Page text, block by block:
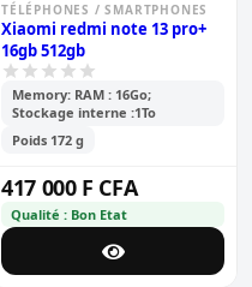
TÉLÉPHONES / SMARTPHONES
Xiaomi redmi note 13 pro+
16gb 512gb
Memory: RAM : 16Go;
Stockage interne :1To
Poids 172 g
417 000 F CFA
Qualité : Bon Etat